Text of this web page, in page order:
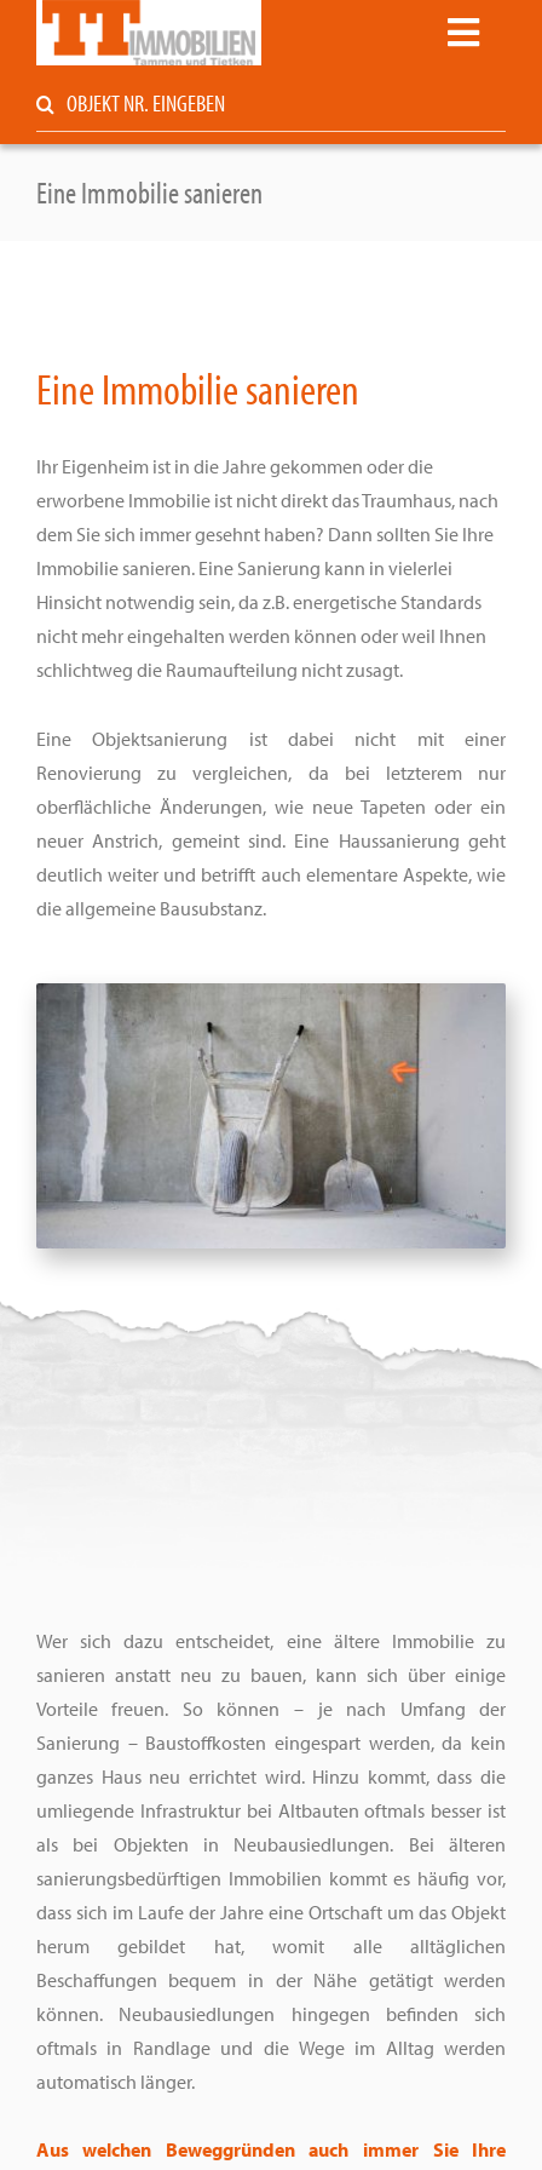
Toggle
Startseite
Kaufen / Mieten
Unternehmen
Suche
nach:
Eine Immobilie sanieren
Eine Immobilie sanieren
Ihr Eigenheim ist in die Jahre gekommen oder die
erworbene Immobilie ist nicht direkt das Traumhaus, nach
dem Sie sich immer gesehnt haben? Dann sollten Sie Ihre
Immobilie sanieren. Eine Sanierung kann in vielerlei
Hinsicht notwendig sein, da z.B. energetische Standards
nicht mehr eingehalten werden können oder weil Ihnen
schlichtweg die Raumaufteilung nicht zusagt.
Eine Objektsanierung ist dabei nicht mit einer
Renovierung zu vergleichen, da bei letzterem nur
oberflächliche Änderungen, wie neue Tapeten oder ein
neuer Anstrich, gemeint sind. Eine Haussanierung geht
deutlich weiter und betrifft auch elementare Aspekte, wie
die allgemeine Bausubstanz.
Wer sich dazu entscheidet, eine ältere Immobilie zu
sanieren anstatt neu zu bauen, kann sich über einige
Vorteile freuen. So können – je nach Umfang der
Sanierung – Baustoffkosten eingespart werden, da kein
ganzes Haus neu errichtet wird. Hinzu kommt, dass die
umliegende Infrastruktur bei Altbauten oftmals besser ist
als bei Objekten in Neubausiedlungen. Bei älteren
sanierungsbedürftigen Immobilien kommt es häufig vor,
dass sich im Laufe der Jahre eine Ortschaft um das Objekt
herum gebildet hat, womit alle alltäglichen
Beschaffungen bequem in der Nähe getätigt werden
können. Neubausiedlungen hingegen befinden sich
oftmals in Randlage und die Wege im Alltag werden
automatisch länger.
Aus welchen Beweggründen auch immer Sie Ihre